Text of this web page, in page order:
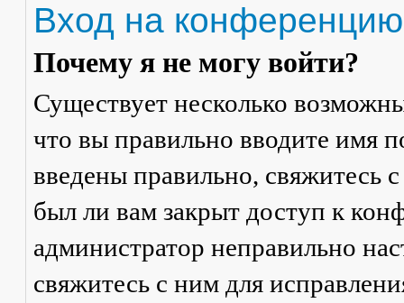
Вход на
Почему я не могу войти?
Существует несколько
что вы правильно вводите имя
введены правильно, свяжитесь
был ли вам закрыт доступ к
администратор неправильно
свяжитесь с ним для